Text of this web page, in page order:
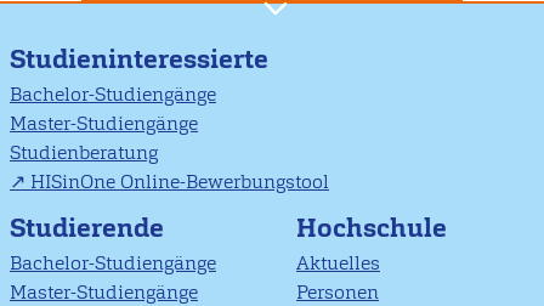
Studieninteressierte
Bachelor-Studiengänge
Master-Studiengänge
Studienberatung
HISinOne Online-Bewerbungstool
Studierende
Bachelor-Studiengänge
Master-Studiengänge
Hochschule
Aktuelles
Personen